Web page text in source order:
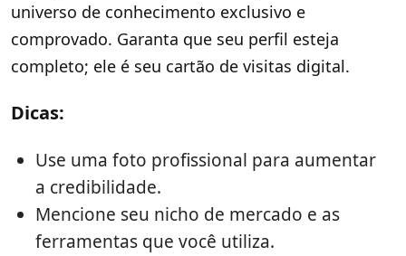
universo de conhecimento exclusivo e
comprovado. Garanta que seu perfil esteja
completo; ele é seu cartão de visitas digital.
Dicas:
Use uma foto profissional para aumentar
a credibilidade.
Mencione seu nicho de mercado e as
ferramentas que você utiliza.